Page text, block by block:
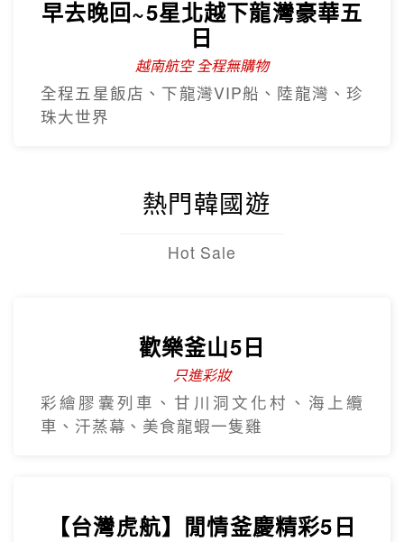
早去晚回~5星北越下龍灣豪華五
日
越南航空 全程無購物
全程五星飯店、下龍灣VIP船、陸龍灣、珍
珠大世界
熱門韓國遊
Hot Sale
歡樂釜山5日
只進彩妝
彩繪膠囊列車、甘川洞文化村、海上纜
車、汗蒸幕、美食龍蝦一隻雞
【台灣虎航】閒情釜慶精彩5日